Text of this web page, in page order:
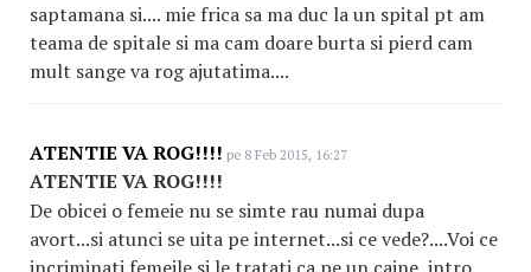
saptamana si.... mie frica sa ma duc la un spital pt am
teama de spitale si ma cam doare burta si pierd cam
mult sange va rog ajutatima....
ATENTIE VA ROG!!!! pe 8 Feb 2015, 16:27
ATENTIE VA ROG!!!!
De obicei o femeie nu se simte rau numai dupa
avort...si atunci se uita pe internet...si ce vede?....Voi ce